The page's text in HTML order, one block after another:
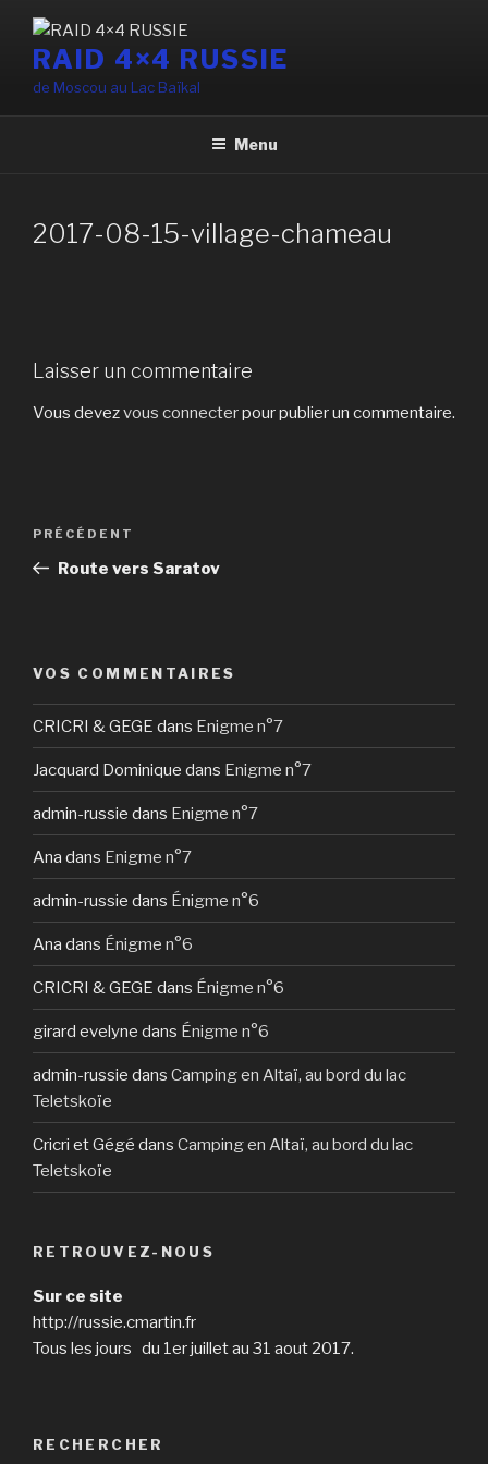
contenu
principal
RAID 4×4 RUSSIE
de Moscou au Lac Baïkal
Menu
2017-08-15-village-chameau
Laisser un commentaire
Vous devezvous connecterpour publier un commentaire.
Navigation
l’article
Article
précédent
PRÉCÉDENT
Route vers Saratov
VOS COMMENTAIRES
CRICRI & GEGE dans Enigme n°7
Jacquard Dominique dans Enigme n°7
admin-russie dans Enigme n°7
Ana dans Enigme n°7
admin-russie dans Énigme n°6
Ana dans Énigme n°6
CRICRI & GEGE dans Énigme n°6
girard evelyne dans Énigme n°6
admin-russie dans Camping en Altaï, au bord du lac
Teletskoïe
Cricri et Gégé dans Camping en Altaï, au bord du lac
Teletskoïe
RETROUVEZ-NOUS
Sur ce site
http://russie.cmartin.fr
Tous les jours du 1er juillet au 31 aout 2017.
RECHERCHER